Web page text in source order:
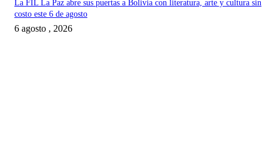
La FIL La Paz abre sus puertas a Bolivia con literatura, arte y cultura sin
costo este 6 de agosto
6 agosto , 2026